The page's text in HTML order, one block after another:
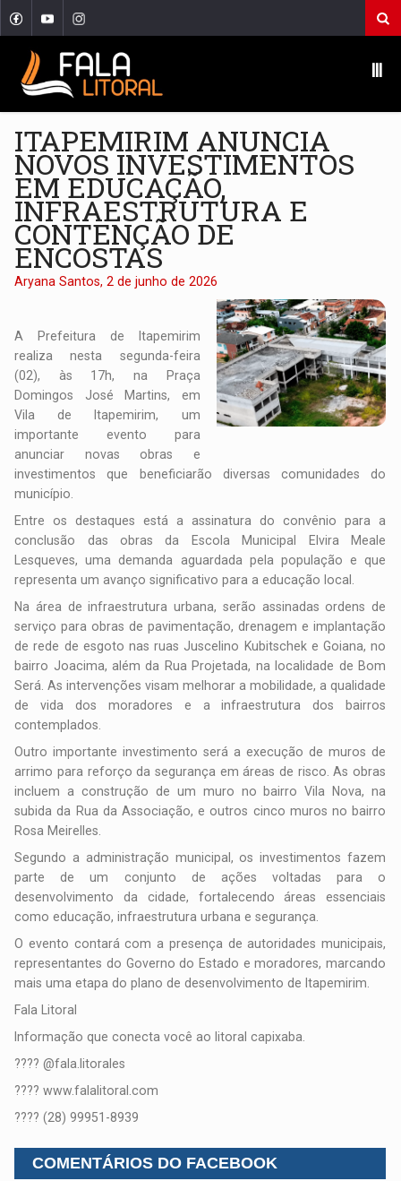
ITAPEMIRIM ANUNCIA
NOVOS INVESTIMENTOS
EM EDUCAÇÃO,
INFRAESTRUTURA E
CONTENÇÃO DE
ENCOSTAS
Aryana Santos, 2 de junho de 2026
A Prefeitura de Itapemirim
realiza nesta segunda-feira
(02), às 17h, na Praça
Domingos José Martins, em
Vila de Itapemirim, um
importante evento para
anunciar novas obras e
investimentos que beneficiarão diversas comunidades do
município.
Entre os destaques está a assinatura do convênio para a
conclusão das obras da Escola Municipal Elvira Meale
Lesqueves, uma demanda aguardada pela população e que
representa um avanço significativo para a educação local.
Na área de infraestrutura urbana, serão assinadas ordens de
serviço para obras de pavimentação, drenagem e implantação
de rede de esgoto nas ruas Juscelino Kubitschek e Goiana, no
bairro Joacima, além da Rua Projetada, na localidade de Bom
Será. As intervenções visam melhorar a mobilidade, a qualidade
de vida dos moradores e a infraestrutura dos bairros
contemplados.
Outro importante investimento será a execução de muros de
arrimo para reforço da segurança em áreas de risco. As obras
incluem a construção de um muro no bairro Vila Nova, na
subida da Rua da Associação, e outros cinco muros no bairro
Rosa Meirelles.
Segundo a administração municipal, os investimentos fazem
parte de um conjunto de ações voltadas para o
desenvolvimento da cidade, fortalecendo áreas essenciais
como educação, infraestrutura urbana e segurança.
O evento contará com a presença de autoridades municipais,
representantes do Governo do Estado e moradores, marcando
mais uma etapa do plano de desenvolvimento de Itapemirim.
Fala Litoral
Informação que conecta você ao litoral capixaba.
???? @fala.litorales
???? www.falalitoral.com
???? (28) 99951-8939
COMENTÁRIOS DO FACEBOOK